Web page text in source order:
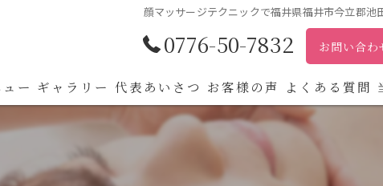
顔マッサージテクニックで福井県福井市今立郡
0776-50-7832 お問い合わ
ー ギャラリー 代表あいさつ お客様の声 よくある質問